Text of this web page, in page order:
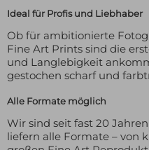
Ideal für Profis und Liebhaber
Ob für ambitionierte
Fine Art Prints sind die
und Langlebigkeit
gestochen scharf und
Alle Formate möglich
Wir sind seit fast 20
liefern alle Formate – von